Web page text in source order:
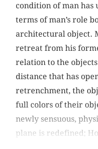
condition of man has
terms of man’s role
architectural object.
retreat from his
relation to the
distance that has
retrenchment, the
full colors of their
newly sensuous,
plane is redefined;